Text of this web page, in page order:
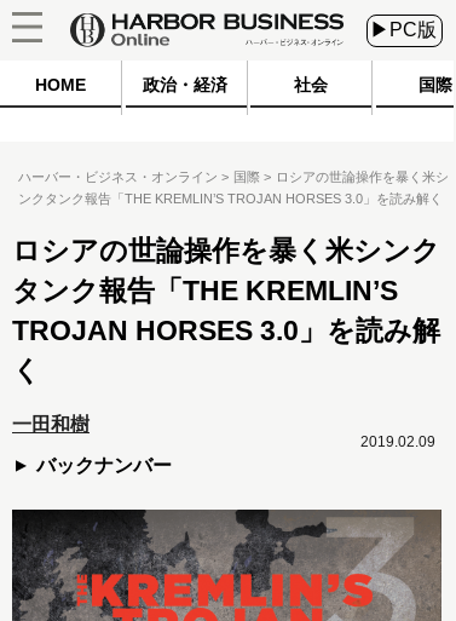
▶PC版
HOME 政治・経済 社会 国際
ハーバー・ビジネス・オンライン 国際
ロシアの世論操作を暴く米シ
ンクタンク報告「THE KREMLIN’S TROJAN HORSES 3.0」を読み解く
ロシアの世論操作を暴く米シンク
タンク報告「THE KREMLIN’S
TROJAN HORSES 3.0」を読み解
く
一田和樹
バックナンバー
2019.02.09